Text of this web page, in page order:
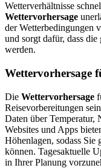
Wetterverhältnisse
Wettervorhersage
der Wetterbedingungen
und sorgt dafür, dass
werden.
Wettervorhersage
Die Wettervorhersage
Reisevorbereitungen
Daten über Temperatur,
Websites und Apps
Höhenlagen, sodass
können. Tagesaktuelle
in Ihrer Planung